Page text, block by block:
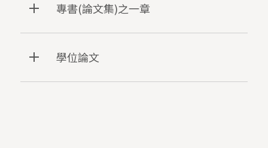
專書(論文集)之一章
學位論文